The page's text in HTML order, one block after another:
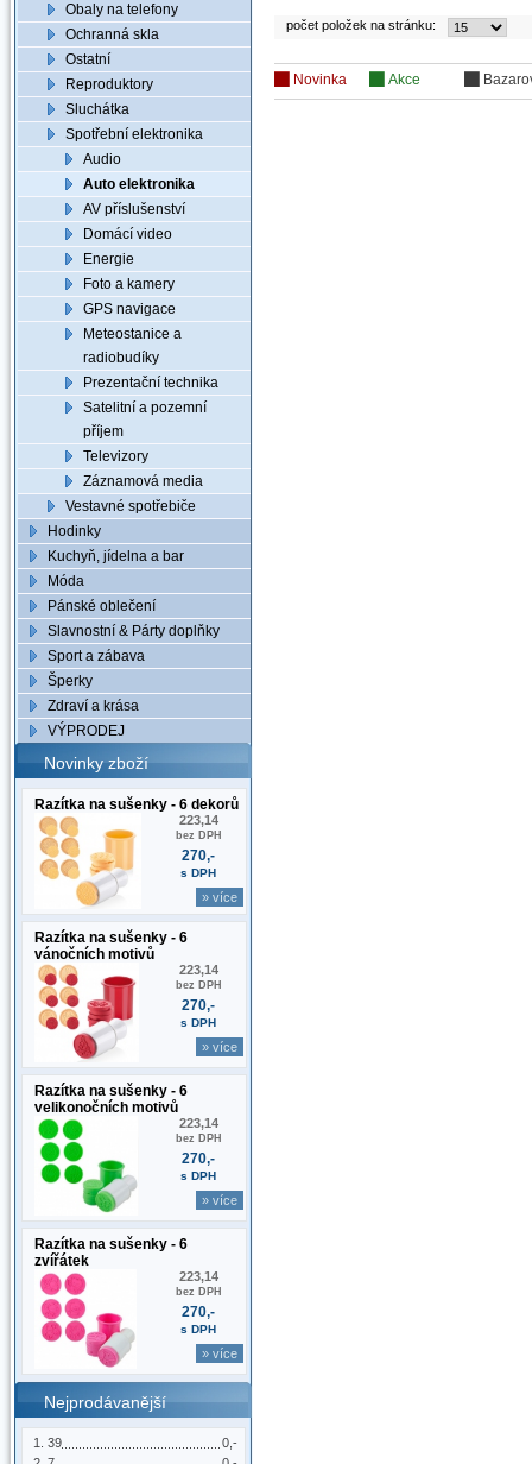
Obaly na telefony
Ochranná skla
Ostatní
Reproduktory
Sluchátka
Spotřební elektronika
Audio
Auto elektronika
AV příslušenství
Domácí video
Energie
Foto a kamery
GPS navigace
Meteostanice a
radiobudíky
Prezentační technika
Satelitní a pozemní
příjem
Televizory
Záznamová media
Vestavné spotřebiče
Hodinky
Kuchyň, jídelna a bar
Móda
Pánské oblečení
Slavnostní & Párty doplňky
Sport a zábava
Šperky
Zdraví a krása
VÝPRODEJ
Novinky zboží
Razítka na sušenky - 6 dekorů
223,14
bez DPH
270,-
s DPH
» více
Razítka na sušenky - 6
vánočních motivů
223,14
bez DPH
270,-
s DPH
» více
Razítka na sušenky - 6
velikonočních motivů
223,14
bez DPH
270,-
s DPH
» více
Razítka na sušenky - 6
zvířátek
223,14
bez DPH
270,-
s DPH
» více
Nejprodávanější
0,-
39
počet položek na stránku:
Novinka Akce